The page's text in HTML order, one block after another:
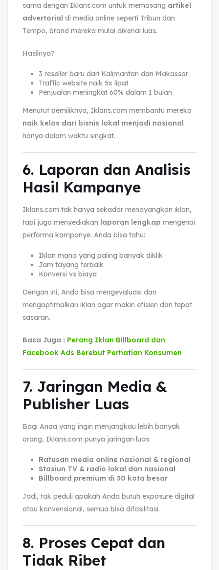
sama dengan Iklans.com untuk memasang artikel
advertorial di media online seperti Tribun dan
Tempo, brand mereka mulai dikenal luas.
Hasilnya?
3 reseller baru dari Kalimantan dan Makassar
Traffic website naik 5x lipat
Penjualan meningkat 60% dalam 1 bulan
Menurut pemiliknya, Iklans.com membantu mereka
naik kelas dari bisnis lokal menjadi nasional
hanya dalam waktu singkat.
6. Laporan dan Analisis
Hasil Kampanye
Iklans.com tak hanya sekadar menayangkan iklan,
tapi juga menyediakan laporan lengkap mengenai
performa kampanye. Anda bisa tahu:
Iklan mana yang paling banyak diklik
Jam tayang terbaik
Konversi vs biaya
Dengan ini, Anda bisa mengevaluasi dan
mengoptimalkan iklan agar makin efisien dan tepat
sasaran.
Baca Juga : Perang Iklan Billboard dan
Facebook Ads Berebut Perhatian Konsumen
7. Jaringan Media &
Publisher Luas
Bagi Anda yang ingin menjangkau lebih banyak
orang, Iklans.com punya jaringan luas:
Ratusan media online nasional & regional
Stasiun TV & radio lokal dan nasional
Billboard premium di 30 kota besar
Jadi, tak peduli apakah Anda butuh exposure digital
atau konvensional, semua bisa difasilitasi.
8. Proses Cepat dan
Tidak Ribet